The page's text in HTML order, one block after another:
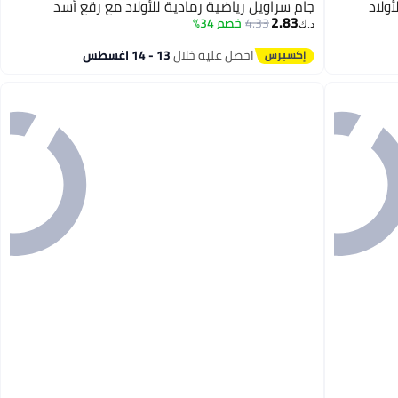
جام سراويل رياضية رمادية للأولاد مع رقع أسد
د.ك‏2.83
4.33خصم 34%
احصل عليه خلال13 - 14 اغسطس